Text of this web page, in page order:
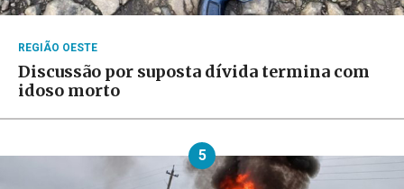
REGIÃO OESTE
Discussão por suposta dívida termina com
idoso morto
5